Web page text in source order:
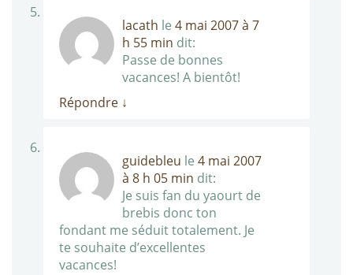
lacath le 4 mai 2007 à 7
h 55 min dit:
Passe de bonnes
vacances! A bientôt!
Répondre ↓
guidebleu le 4 mai 2007
à 8 h 05 min dit:
Je suis fan du yaourt de
brebis donc ton
fondant me séduit totalement. Je
te souhaite d’excellentes
vacances!